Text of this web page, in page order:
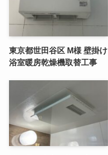
東京都世田谷区 M様 壁掛け
浴室暖房乾燥機取替工事